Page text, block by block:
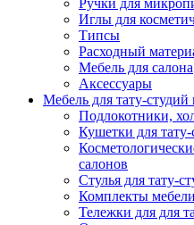
Иглы для
Типсы
Расходный
Мебель для салона
Аксессуары
Мебель для тату-студий
Подлокотники,
Кушетки для
салонов
Стулья для тату-
Комплекты
Тележки для для